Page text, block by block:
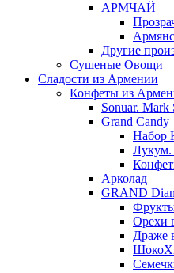
АРМЧАЙ
Другие
Сушеные Овощи
Сладости из Армении
Конфеты из
Sonuar. Mark
Grand Candy
Набор
Лукум.
Арколад
GRAND Dian
Орехи
Драже